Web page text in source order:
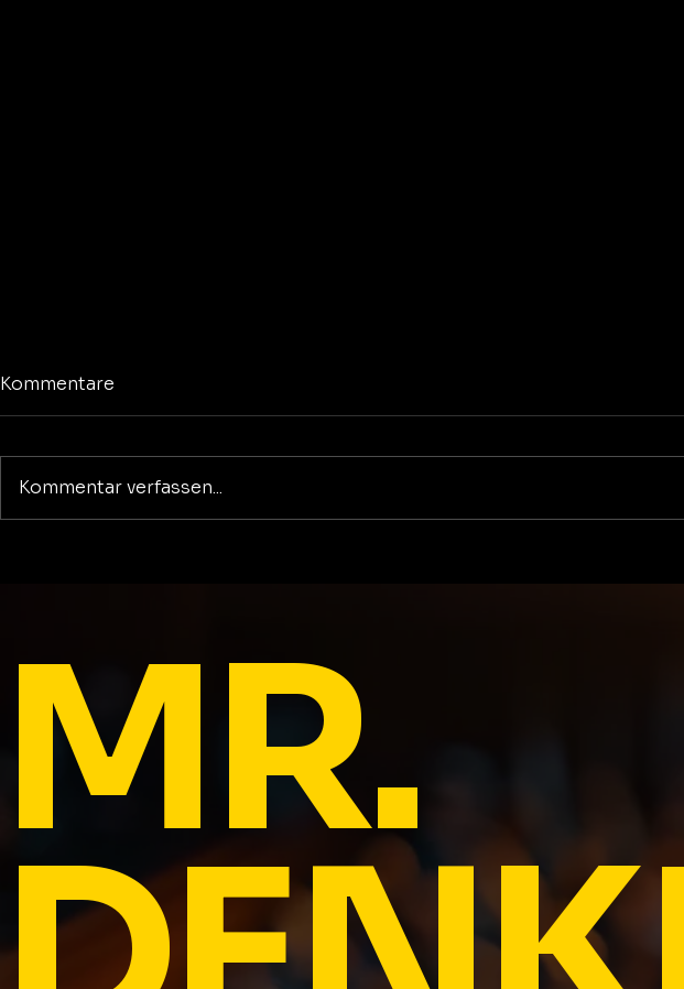
Kommentare
Kommentar verfassen...
MR.